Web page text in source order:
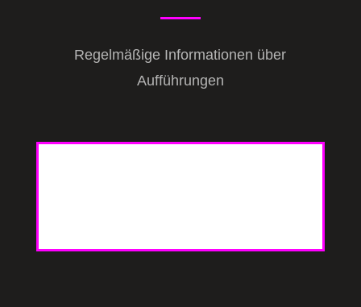
Regelmäßige Informationen über
Aufführungen